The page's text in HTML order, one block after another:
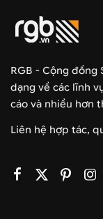
RGB - Cộng đồng
dạng về các lĩnh
cáo và nhiều hơn
Liên hệ hợp tác,